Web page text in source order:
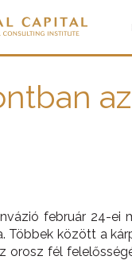
február 24-ei
Többek között a
orosz fél